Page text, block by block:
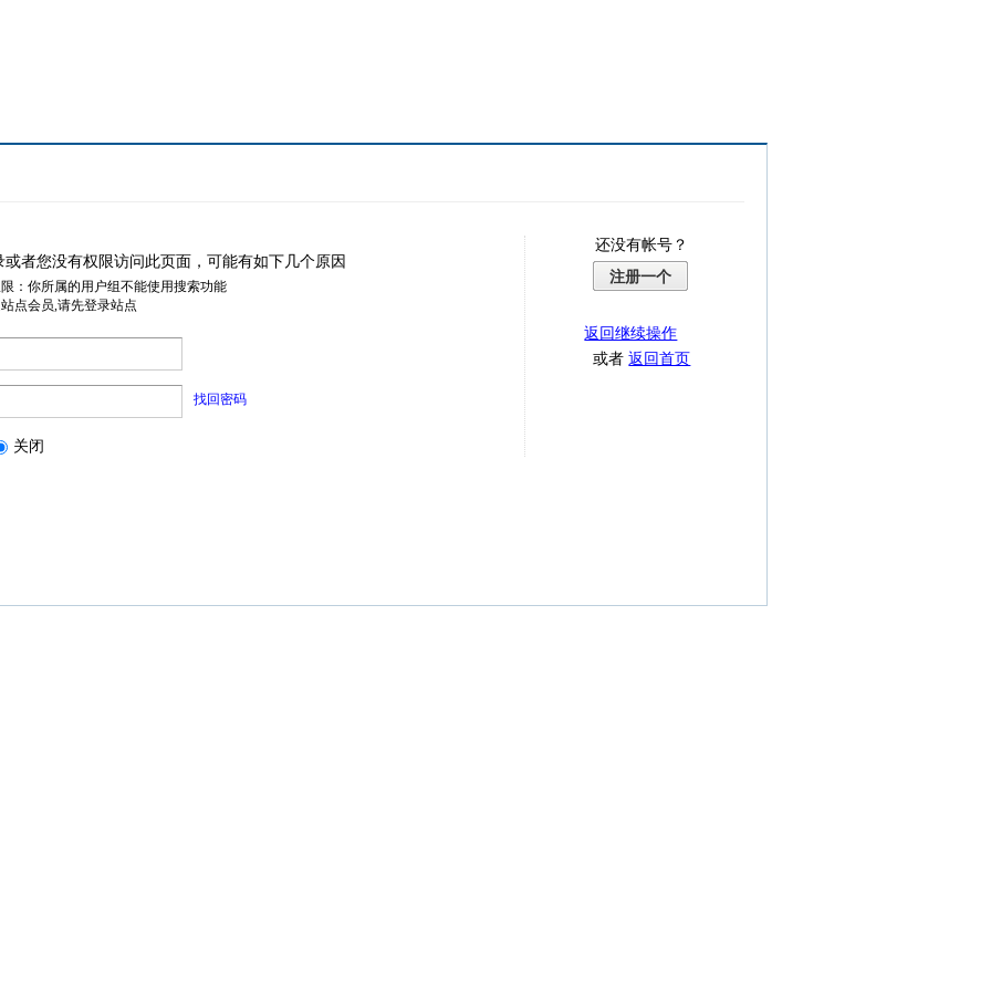
或者您没有权限访问此页面，可能有如下几个原因
：你所属的用户组不能使用搜索功能
点会员,请先登录站点
找回密码
关闭
还没有帐号？
注册一个
返回继续操作
或者返回首页